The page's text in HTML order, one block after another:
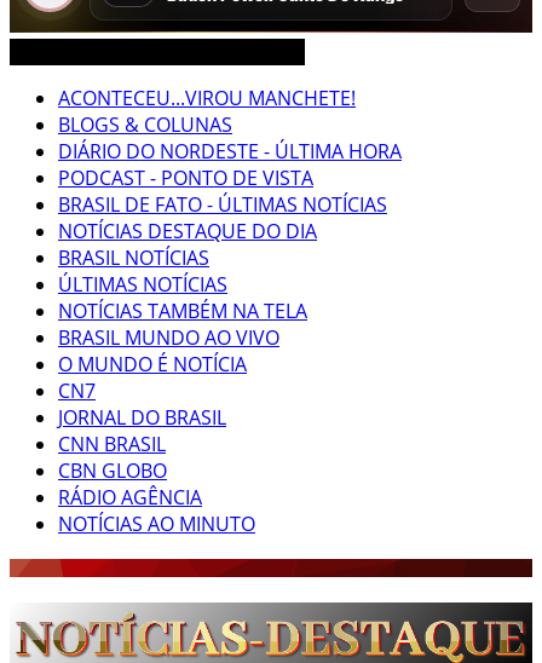
ACONTECEU...VIROU MANCHETE!
BLOGS & COLUNAS
DIÁRIO DO NORDESTE - ÚLTIMA HORA
PODCAST - PONTO DE VISTA
BRASIL DE FATO - ÚLTIMAS NOTÍCIAS
NOTÍCIAS DESTAQUE DO DIA
BRASIL NOTÍCIAS
ÚLTIMAS NOTÍCIAS
NOTÍCIAS TAMBÉM NA TELA
BRASIL MUNDO AO VIVO
O MUNDO É NOTÍCIA
CN7
JORNAL DO BRASIL
CNN BRASIL
CBN GLOBO
RÁDIO AGÊNCIA
NOTÍCIAS AO MINUTO